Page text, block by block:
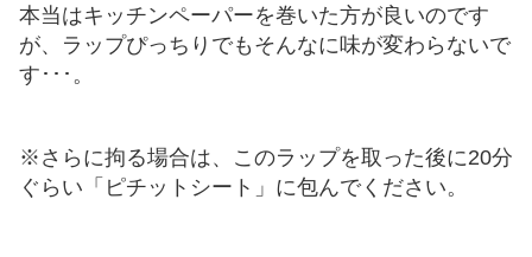
本当はキッチンペーパーを巻いた方が良いのです
が、ラップぴっちりでもそんなに味が変わらないで
す･･･。
※さらに拘る場合は、このラップを取った後に20分
ぐらい「ピチットシート」に包んでください。